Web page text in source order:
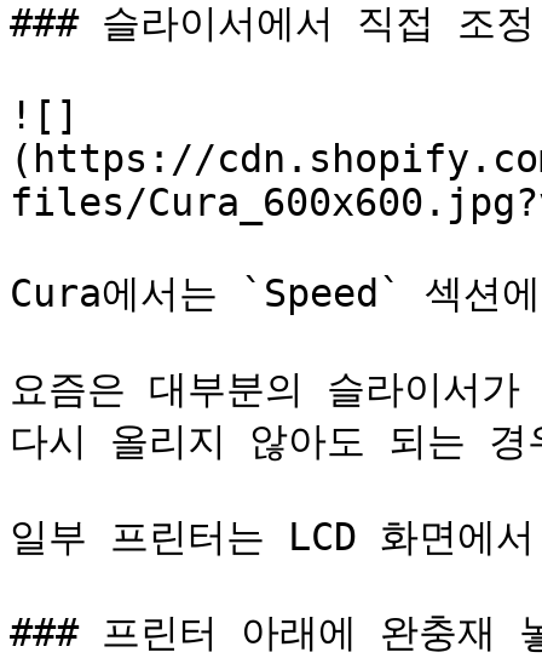
### 슬라이서에서 직접 조정
![]
(https://
files/
Cura에서는 `Speed` 섹션
요즘은 대부분의 슬라이서
다시 올리지 않아도 되는 경
일부 프린터는 LCD 화면에
### 프린터 아래에 완충재